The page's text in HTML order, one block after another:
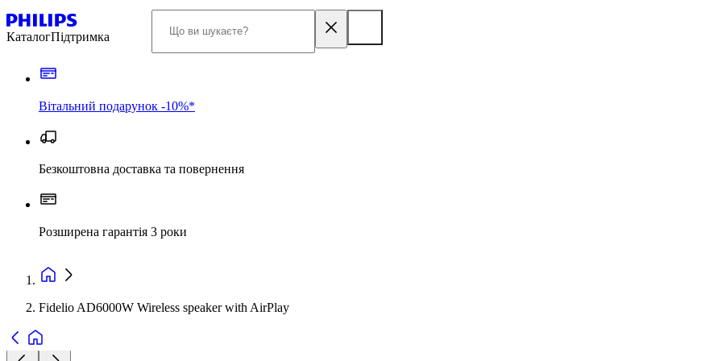
КаталогПідтримка
Вітальний подарунок -10%*
Безкоштовна доставка та повернення
Розширена гарантія 3 роки
Fidelio AD6000W Wireless speaker with AirPlay